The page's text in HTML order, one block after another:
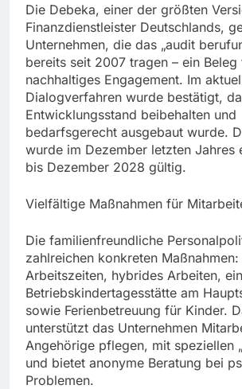
Die Debeka, einer der größten
Finanzdienstleister Deutschlands,
Unternehmen, die das „audit
bereits seit 2007 tragen – ein Beleg
nachhaltiges Engagement. Im
Dialogverfahren wurde bestätigt,
Entwicklungsstand beibehalten und
bedarfsgerecht ausgebaut wurde.
wurde im Dezember letzten Jahres
bis Dezember 2028 gültig.
Vielfältige Maßnahmen für
Die familienfreundliche
zahlreichen konkreten
Arbeitszeiten, hybrides Arbeiten,
Betriebskindertagesstätte am
sowie Ferienbetreuung für Kinder.
unterstützt das Unternehmen
Angehörige pflegen, mit speziellen
und bietet anonyme Beratung bei
Problemen.